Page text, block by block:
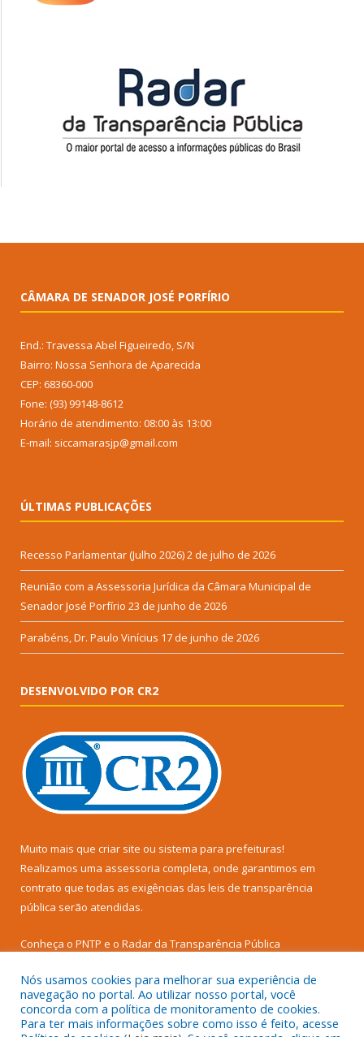
CÂMARA DE SENADOR JOSÉ PORFÍRIO
End.: Travessa Abel Figueiredo, S/N
Bairro: Nossa Senhora de Aparecida
CEP: 68360-000
Fone: (93) 99148-8612
Horário de atendimento: 08:00 às 13:00
E-mail: siccamarasjp@gmail.com
ÚLTIMAS PUBLICAÇÕES
Recesso Parlamentar (Julho 2026)2 de julho de 2026
Reunião com a Assessoria Jurídica da Câmara Municipal de
Senador José Porfírio 23 de junho de 2026
Parabéns, Dr. Paulo Vinícius 17 de junho de 2026
DESENVOLVIDO POR CR2
Muito mais que criar site ou sistema para prefeituras!
Realizamos uma assessoria completa, onde garantimos em
contrato que todas as exigências das leis de transparência
pública serão atendidas.
Conheça o PNTP e o Radar da Transparência Pública
Todos os direitos reservados a Câmara Municipal de Senador
Nós usamos cookies para melhorar sua experiência de
navegação no portal. Ao utilizar nosso portal, você
concorda com a política de monitoramento de cookies.
Para ter mais informações sobre como isso é feito, acesse